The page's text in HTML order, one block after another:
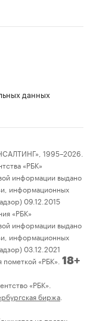
данных
1995–2026.
«РБК»
информации выдано
информационных
09.12.2015
«РБК»
информации выдано
информационных
03.12.2021
«РБК». 18+
«РБК».
биржа